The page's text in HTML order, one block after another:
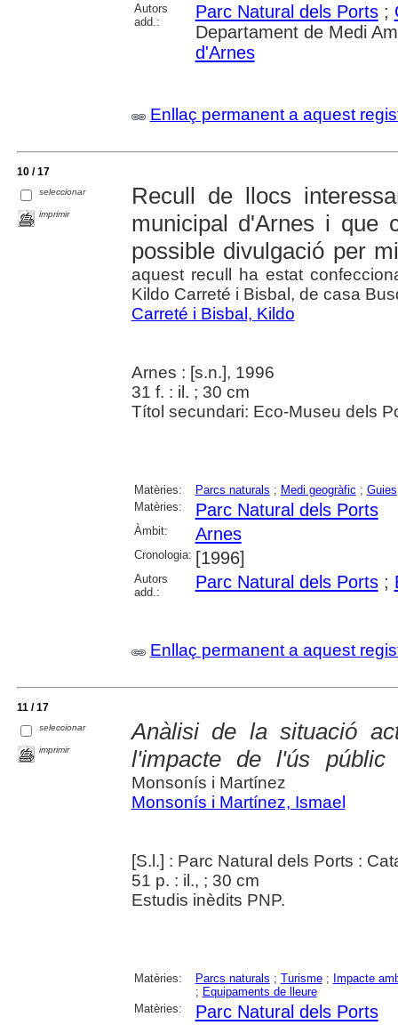
Autors
add.:
Parc Natural dels Ports;
Departament de Medi
d'Arnes
Enllaç permanent a aquest
10 / 17
seleccionar
imprimir
Recull de llocs
municipal d'Arnes i que
possible divulgació per
aquest recull ha estat
Kildo Carreté i Bisbal, de casa
Carreté i Bisbal, Kildo
Arnes : [s.n.], 1996
31 f. : il. ; 30 cm
Títol secundari: Eco-Museu dels
Matèries: Parcs naturals ; Medi geogràfic ; Guies
Matèries:
Parc Natural dels Ports
Àmbit: Arnes
Cronologia: [1996]
Autors
add.:
Parc Natural dels Ports;
Enllaç permanent a aquest
11 / 17
seleccionar
imprimir
Anàlisi de la situació
l'impacte de l'ús públic
Monsonís i Martínez
Monsonís i Martínez, Ismael
[S.l.] : Parc Natural dels Ports :
51 p. : il., ; 30 cm
Estudis inèdits PNP.
Matèries: Parcs naturals ; Turisme; Impacte
; Equipaments de lleure
Matèries:
Parc Natural dels Ports